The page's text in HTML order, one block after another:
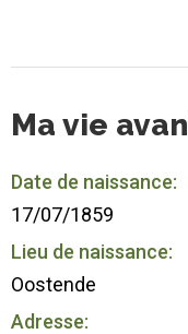
Ma vie
Date de naissance:
17/07/1859
Lieu de naissance:
Oostende
Adresse: